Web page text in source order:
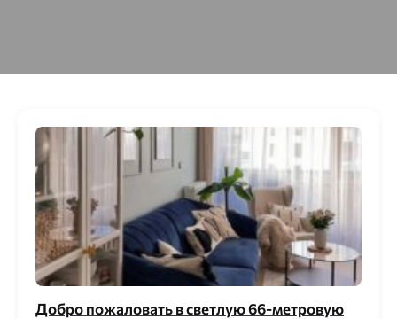
Добро пожаловать в светлую 66-метровую